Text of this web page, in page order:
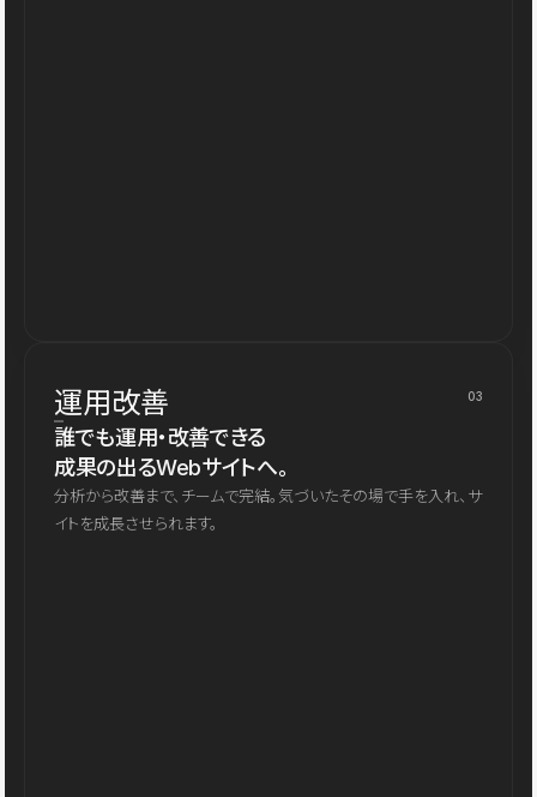
運用改善 03
誰でも運用・改善できる
成果の出るWebサイトへ。
分析から改善まで、チームで完結。気づいたその場で手を入れ、サ
イトを成長させられます。